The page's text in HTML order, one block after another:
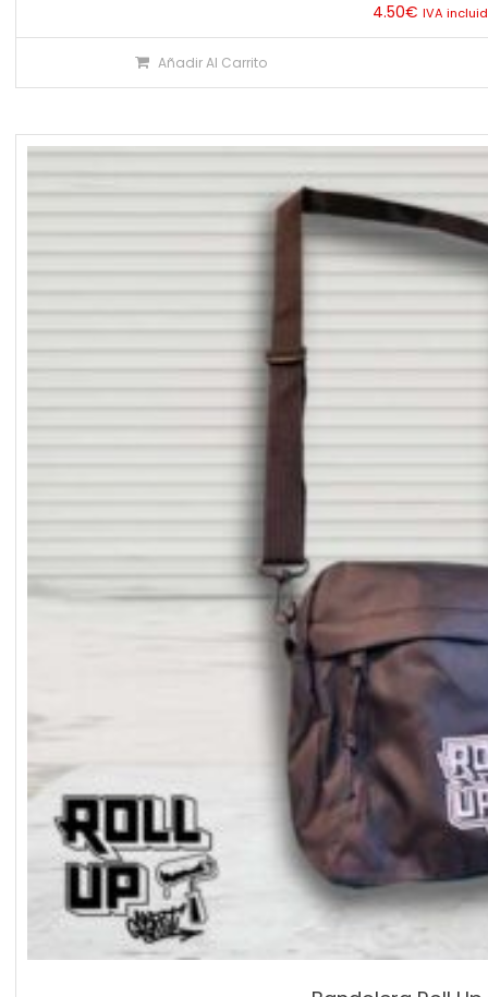
4.50€ IVA
Añadir Al Carrito